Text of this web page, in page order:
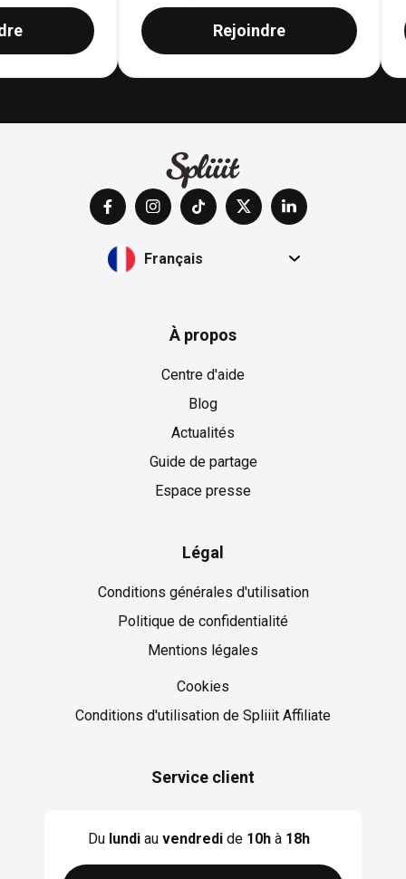
Rejoindre
Français
À propos
Centre d'aide
Blog
Actualités
Guide de partage
Espace presse
Légal
Conditions générales d'utilisation
Politique de confidentialité
Mentions légales
Cookies
Conditions d'utilisation de Spliiit Affiliate
Service client
Du lundiau vendredide 10hà 18h